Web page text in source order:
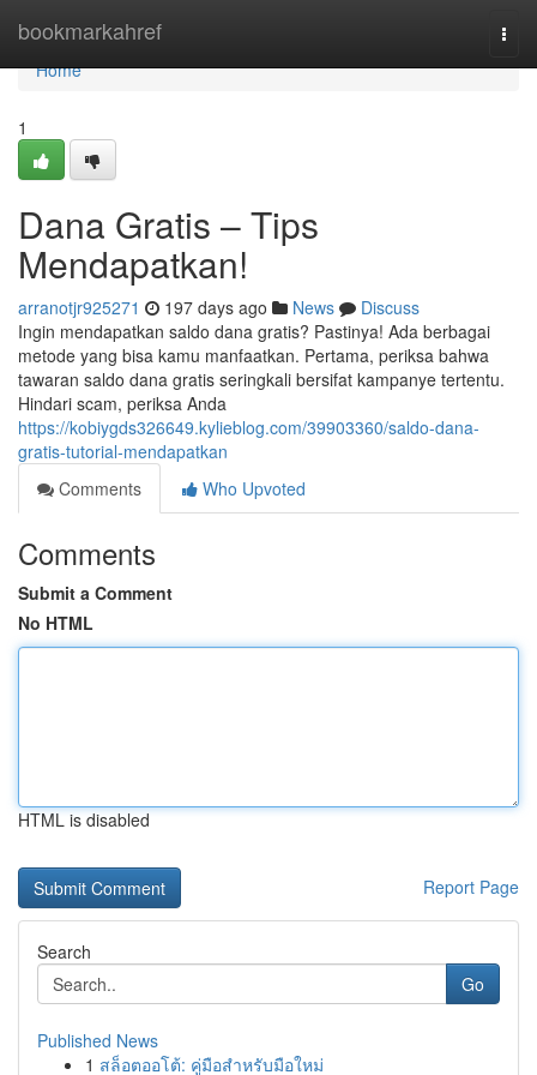
bookmarkahref
Home
Home
1
Dana Gratis – Tips
Mendapatkan!
arranotjr925271 197 days ago News
Discuss
Ingin mendapatkan saldo dana gratis? Pastinya! Ada berbagai
metode yang bisa kamu manfaatkan. Pertama, periksa bahwa
tawaran saldo dana gratis seringkali bersifat kampanye tertentu.
Hindari scam, periksa Anda
https://kobiygds326649.kylieblog.com/39903360/saldo-dana-
gratis-tutorial-mendapatkan
Comments
Who Upvoted
Comments
Submit a Comment
No HTML
HTML is disabled
Report Page
Search
Go
Published News
1 สล็อตออโต้: คู่มือสำหรับมือใหม่